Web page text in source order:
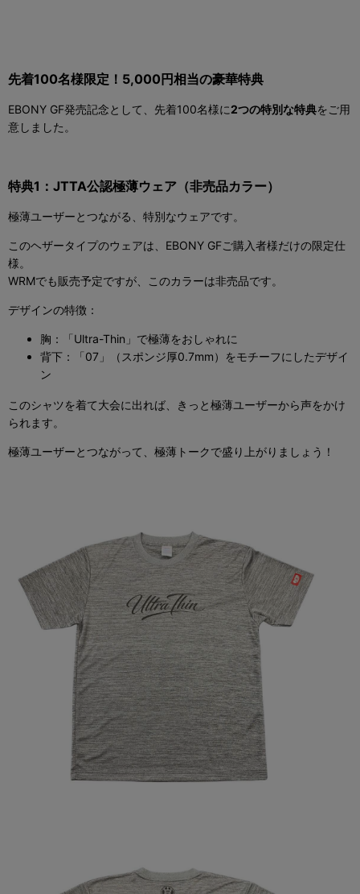
先着100名様限定！5,000 円相当の豪華特典
EBONY GF発売記念として、先着100名様に2つの特別な特典をご用
意しました。
特典1 ： JTTA公認極薄ウェア（非売品カラー）
極薄ユーザーとつながる、特別なウェアです。
このヘザータイプのウェアは、 EBONY GFご購入者様だけの限定仕
様。
WRMでも販売予定ですが、このカラーは非売品です。
デザインの特徴：
胸：「Ultra-Thin 」で極薄をおしゃれに
背下：「07 」（スポンジ厚0.7mm）をモチーフにしたデザイ
ン
このシャツを着て大会に出れば、きっと極薄ユーザーから声をかけ
られます。
極薄ユーザーとつながって、極薄トークで盛り上がりましょう！